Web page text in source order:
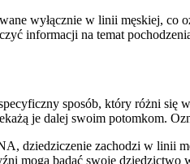
wyłącznie w linii męskiej, co
informacji na temat
sposób, który różni się
je dalej swoim potomkom.
dziedziczenie zachodzi w linii
mogą badać swoje